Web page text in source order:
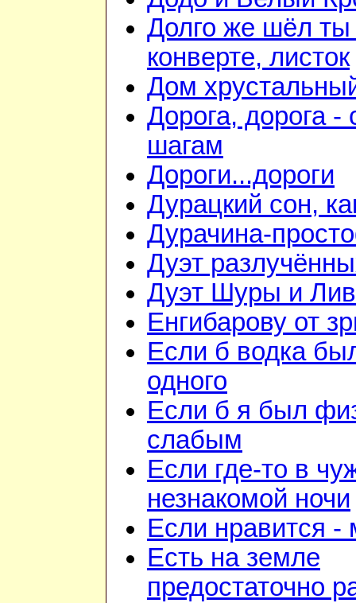
Долго же шёл ты
конверте, листок
Дом
Дорога, дорога -
шагам
Дороги...дороги
Дурацкий сон,
Дурачина-
Дуэт
Дуэт Шуры и
Енгибарову от
Если б водка
одного
Если б я был
слабым
Если где-то в
незнакомой ночи
Если нравится -
Есть на земле
предостаточно